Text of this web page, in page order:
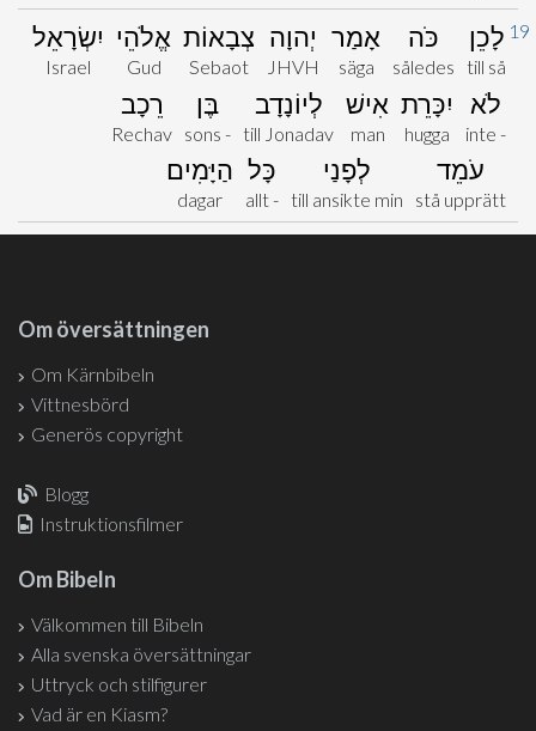
19 לָכֵן
till så
כֹּה
således
אָמַר
säga
יְהוָה
JHVH
צְבָאוֹת
Sebaot
אֱלֹהֵי
Gud
יִשְׂרָאֵל
Israel
לֹא
inte -
יִכָּרֵת
hugga
אִישׁ
man
לְיוֹנָדָב
till Jonadav
בֶּן
sons -
רֵכָב
Rechav
עֹמֵד
stå upprätt
לְפָנַי
till ansikte min
כָּל
allt -
הַיָּמִים
dagar
Om översättningen
Om Kärnbibeln
Vittnesbörd
Generös copyright
Blogg
Instruktionsfilmer
Om Bibeln
Välkommen till Bibeln
Alla svenska översättningar
Uttryck och stilfigurer
Vad är en Kiasm?